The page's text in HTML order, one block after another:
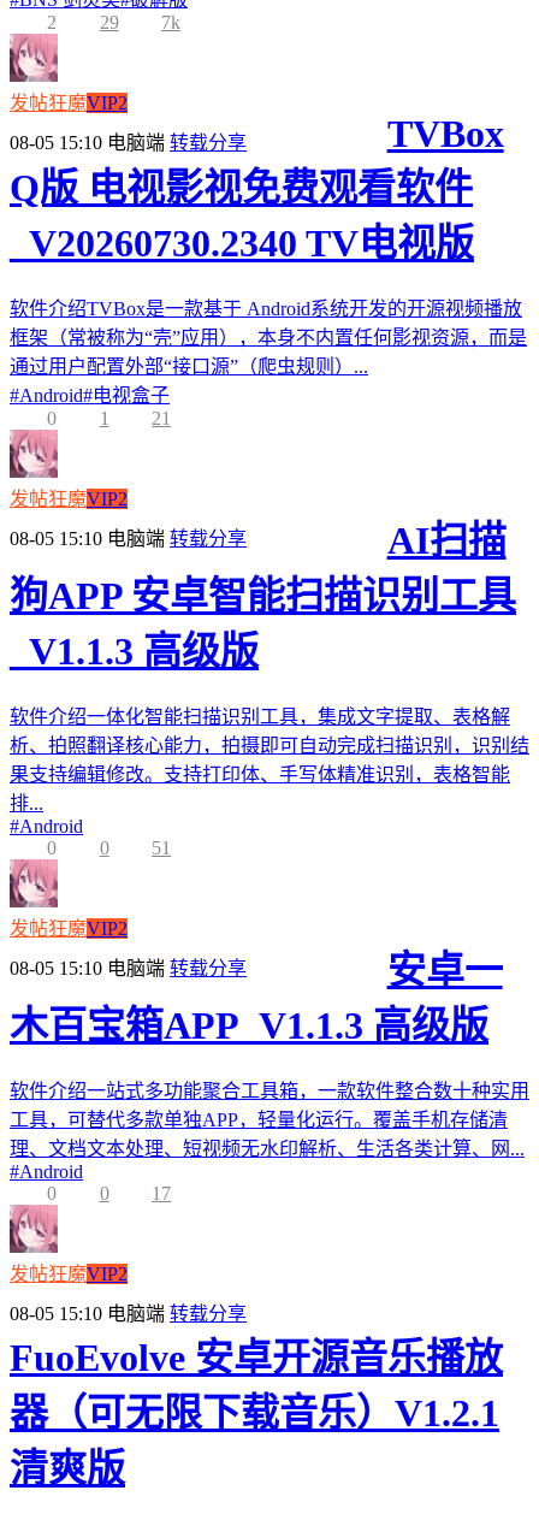
2
29 7k
发帖狂魔VIP2
08-05 15:10 电脑端 转载分享
TVBox
Q版 电视影视免费观看软件
_V20260730.2340 TV电视版
软件介绍TVBox是一款基于 Android系统开发的开源视频播放
框架（常被称为“壳”应用），本身不内置任何影视资源，而是
通过用户配置外部“接口源”（爬虫规则）...
#Android#电视盒子
0
1 21
发帖狂魔VIP2
08-05 15:10 电脑端 转载分享
AI扫描
狗APP 安卓智能扫描识别工具
_V1.1.3 高级版
软件介绍一体化智能扫描识别工具，集成文字提取、表格解
析、拍照翻译核心能力，拍摄即可自动完成扫描识别，识别结
果支持编辑修改。支持打印体、手写体精准识别，表格智能
排...
#Android
0
0 51
发帖狂魔VIP2
08-05 15:10 电脑端 转载分享
安卓一
木百宝箱APP_V1.1.3 高级版
软件介绍一站式多功能聚合工具箱，一款软件整合数十种实用
工具，可替代多款单独APP，轻量化运行。覆盖手机存储清
理、文档文本处理、短视频无水印解析、生活各类计算、网...
#Android
0
0 17
发帖狂魔VIP2
08-05 15:10 电脑端 转载分享
FuoEvolve 安卓开源音乐播放
器（可无限下载音乐）V1.2.1
清爽版